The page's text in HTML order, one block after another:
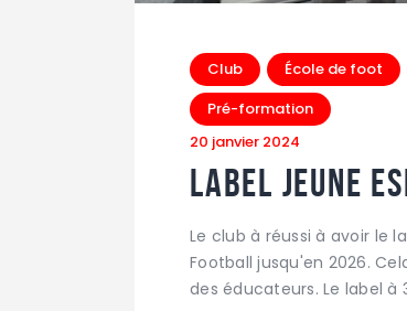
Club École de foot
Pré-formation
20 janvier 2024
Label jeune
Le club à réussi à avoir le
Football jusqu'en 2026.
des éducateurs. Le label à